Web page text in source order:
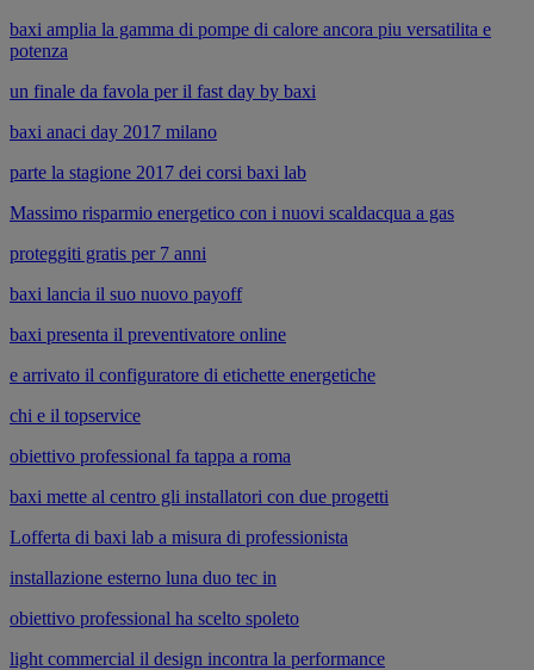
baxi amplia la gamma di pompe di calore ancora piu versatilita e
potenza
un finale da favola per il fast day by baxi
baxi anaci day 2017 milano
parte la stagione 2017 dei corsi baxi lab
Massimo risparmio energetico con i nuovi scaldacqua a gas
proteggiti gratis per 7 anni
baxi lancia il suo nuovo payoff
baxi presenta il preventivatore online
e arrivato il configuratore di etichette energetiche
chi e il topservice
obiettivo professional fa tappa a roma
baxi mette al centro gli installatori con due progetti
Lofferta di baxi lab a misura di professionista
installazione esterno luna duo tec in
obiettivo professional ha scelto spoleto
light commercial il design incontra la performance